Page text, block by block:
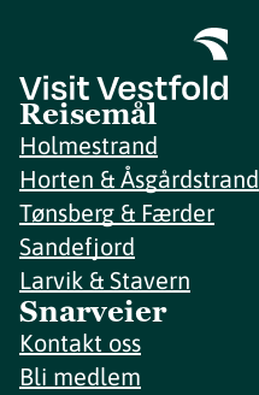
Reisemål
Holmestrand
Horten & Åsgårdstrand
Tønsberg & Færder
Sandefjord
Larvik & Stavern
Snarveier
Kontakt oss
Bli medlem